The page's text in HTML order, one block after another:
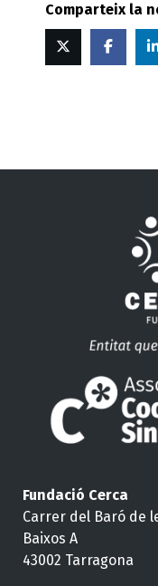
Comparteix la
Twitter
Fundació Cerca
Carrer del Baró de
Baixos A
43002 Tarragona